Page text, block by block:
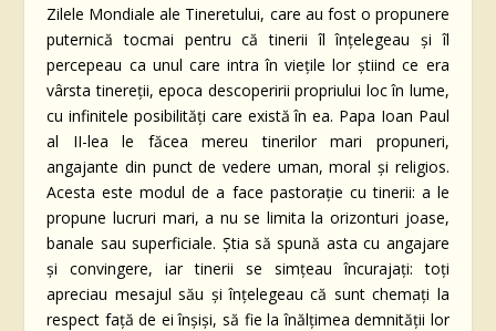
Zilele Mondiale ale Tineretului, care au fost o propunere
puternică tocmai pentru că tinerii îl înțelegeau și îl
percepeau ca unul care intra în viețile lor știind ce era
vârsta tinereții, epoca descoperirii propriului loc în lume,
cu infinitele posibilități care există în ea. Papa Ioan Paul
al II-lea le făcea mereu tinerilor mari propuneri,
angajante din punct de vedere uman, moral și religios.
Acesta este modul de a face pastorație cu tinerii: a le
propune lucruri mari, a nu se limita la orizonturi joase,
banale sau superficiale. Știa să spună asta cu angajare
și convingere, iar tinerii se simțeau încurajați: toți
apreciau mesajul său și înțelegeau că sunt chemați la
respect față de ei înșiși, să fie la înălțimea demnității lor